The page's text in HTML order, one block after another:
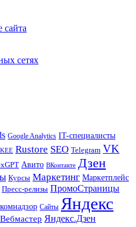
сайта
сетях
Google Analytics IT-специалисты
Rustore SEO Telegram VK
Авито ВКонтакте Дзен
Курсы Маркетинг Маркетплейс
Пресс-релизы ПромоСтраницы
Сайты Яндекс
Яндекс.Дзен